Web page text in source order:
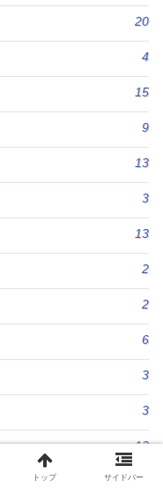
20
4
15
9
13
3
13
2
2
6
3
3
13
18
トップ サイドバー